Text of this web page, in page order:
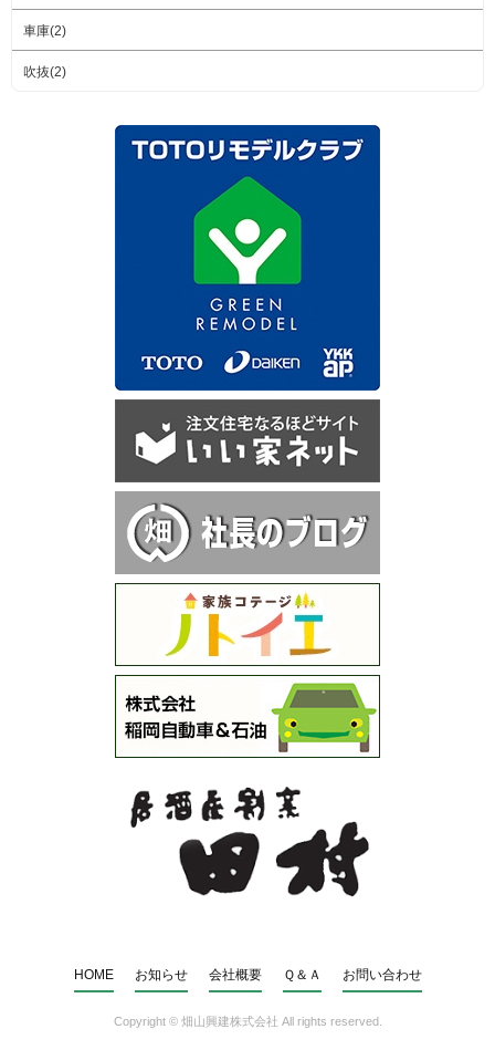
車庫(2)
吹抜(2)
HOME お知らせ 会社概要 Ｑ＆Ａ お問い合わせ
Copyright © 畑山興建株式会社 All rights reserved.